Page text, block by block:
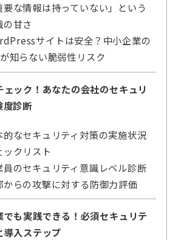
要な情報は持っていない」という
の甘さ
サイトは安全？中小企業の
知らない脆弱性リスク
ェック！あなたの会社のセキュリ
度診断
的なセキュリティ対策の実施状況
ックリスト
員のセキュリティ意識レベル診断
からの攻撃に対する防御力評価
でも実践できる！必須セキュリテ
導入ステップ